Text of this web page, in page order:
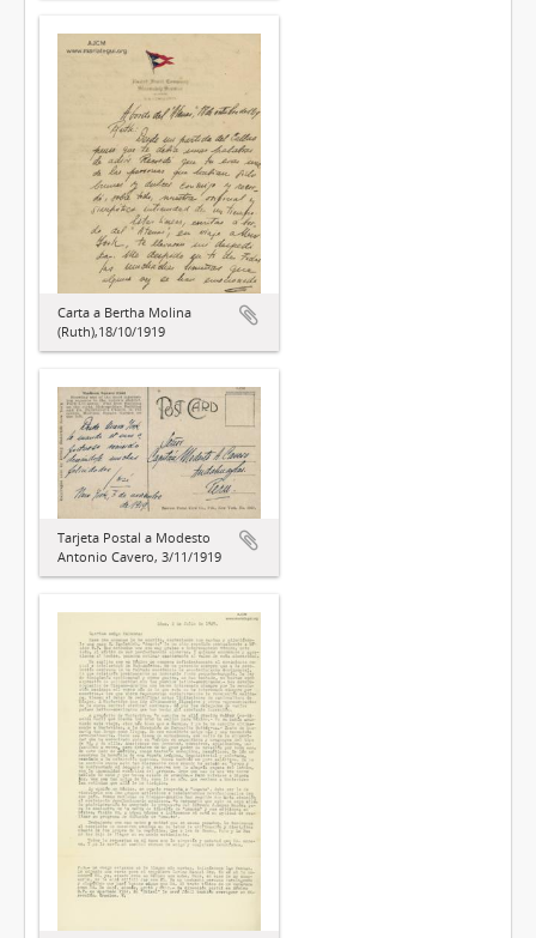
Carta a Bertha Molina
(Ruth),18/10/1919
Tarjeta Postal a Modesto
Antonio Cavero, 3/11/1919